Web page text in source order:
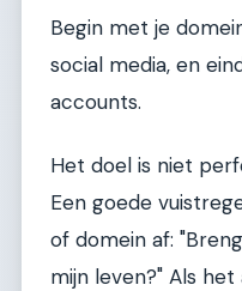
Begin met je
social media, en
accounts.
Het doel is niet
Een goede
of domein af:
mijn leven?" Als